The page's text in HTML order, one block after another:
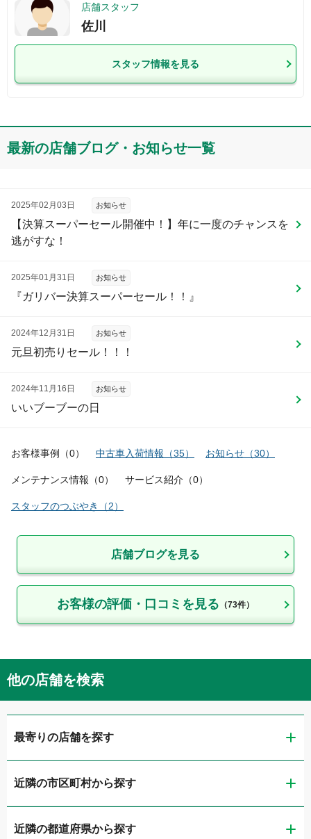
店舗スタッフ
佐川
スタッフ情報を見る
最新の店舗ブログ・お知らせ一覧
2025年02月03日 お知らせ
【決算スーパーセール開催中！】年に一度のチャンスを
逃がすな！
2025年01月31日 お知らせ
『ガリバー決算スーパーセール！！』
2024年12月31日 お知らせ
元旦初売りセール！！！
2024年11月16日 お知らせ
いいブーブーの日
お客様事例 （0） 中古車入荷情報 （35） お知らせ （30）
メンテナンス情報 （0） サービス紹介 （0）
スタッフのつぶやき （2）
店舗ブログを見る
お客様の評価・口コミを見る （73件）
他の店舗を検索
最寄りの店舗を探す
ガリバー水戸50号バイパス店
LIBERALA リベラーラ水戸
近隣の市区町村から探す
水戸市
近隣の都道府県から探す